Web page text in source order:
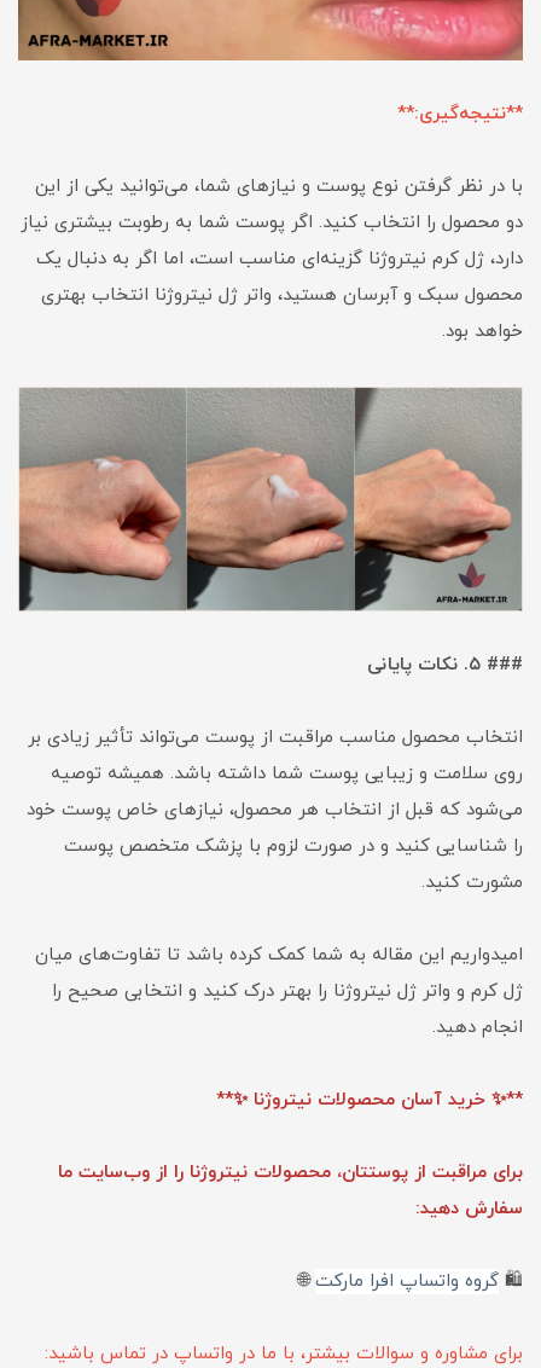
**نتیجه‌گیری:**
با در نظر گرفتن نوع پوست و نیازهای شما، می‌توانید یکی از این
دو محصول را انتخاب کنید. اگر پوست شما به رطوبت بیشتری نیاز
دارد، ژل کرم نیتروژنا گزینه‌ای مناسب است، اما اگر به دنبال یک
محصول سبک و آبرسان هستید، واتر ژل نیتروژنا انتخاب بهتری
خواهد بود.
### ۵. نکات پایانی
انتخاب محصول مناسب مراقبت از پوست می‌تواند تأثیر زیادی بر
روی سلامت و زیبایی پوست شما داشته باشد. همیشه توصیه
می‌شود که قبل از انتخاب هر محصول، نیازهای خاص پوست خود
را شناسایی کنید و در صورت لزوم با پزشک متخصص پوست
مشورت کنید.
امیدواریم این مقاله به شما کمک کرده باشد تا تفاوت‌های میان
ژل کرم و واتر ژل نیتروژنا را بهتر درک کنید و انتخابی صحیح را
انجام دهید.
**✨ خرید آسان محصولات نیتروژنا ✨**
برای مراقبت از پوستتان، محصولات نیتروژنا را از وب‌سایت ما
سفارش دهید:
🛍️ گروه واتساپ افرا مارکت🌐
برای مشاوره و سوالات بیشتر، با ما در واتساپ در تماس باشید: